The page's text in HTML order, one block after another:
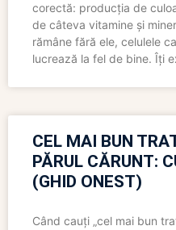
corectă: producția de
de câteva vitamine și
rămâne fără ele, celulele
lucrează la fel de bine. Îți
CEL MAI BUN
PĂRUL CĂRUNT:
(GHID ONEST)
Când cauți „cel mai bun